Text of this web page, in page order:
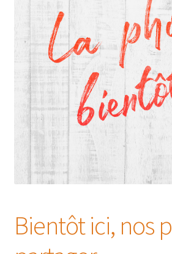
Bientôt ici, nos